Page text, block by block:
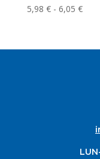
5,98 € - 6,05 €
da